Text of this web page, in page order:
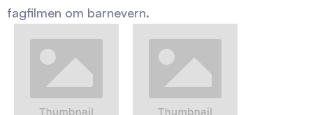
fagfilmen om barnevern.